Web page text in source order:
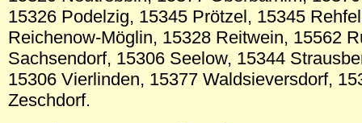
15326 Podelzig, 15345 Prötzel, 15345
Reichenow-Möglin, 15328 Reitwein, 15562
Sachsendorf, 15306 Seelow, 15344
15306 Vierlinden, 15377 Waldsieversdorf,
Zeschdorf.